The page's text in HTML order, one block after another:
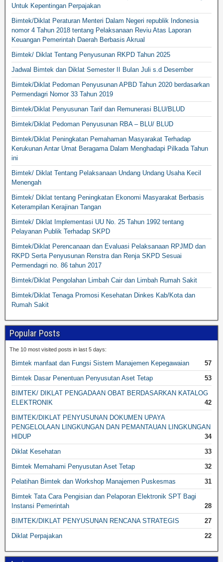
Untuk Kepentingan Perpajakan
Bimtek/Diklat Peraturan Menteri Dalam Negeri republik Indonesia
nomor 4 Tahun 2018 tentang Pelaksanaan Reviu Atas Laporan
Keuangan Pemerintah Daerah Berbasis Akrual
Bimtek/ Diklat Tentang Penyusunan RKPD Tahun 2025
Jadwal Bimtek dan Diklat Semester II Bulan Juli s.d Desember
Bimtek/Diklat Pedoman Penyusunan APBD Tahun 2020 berdasarkan
Permendagri Nomor 33 Tahun 2019
Bimtek/Diklat Penyusunan Tarif dan Remunerasi BLU/BLUD
Bimtek/Diklat Pedoman Penyusunan RBA – BLU/ BLUD
Bimtek/Diklat Peningkatan Pemahaman Masyarakat Terhadap
Kerukunan Antar Umat Beragama Dalam Menghadapi Pilkada Tahun
ini
Bimtek/ Diklat Tentang Pelaksanaan Undang Undang Usaha Kecil
Menengah
Bimtek/ Diklat tentang Peningkatan Ekonomi Masyarakat Berbasis
Keterampilan Kerajinan Tangan
Bimtek/ Diklat Implementasi UU No. 25 Tahun 1992 tentang
Pelayanan Publik Terhadap SKPD
Bimtek/Diklat Perencanaan dan Evaluasi Pelaksanaan RPJMD dan
RKPD Serta Penyusunan Renstra dan Renja SKPD Sesuai
Permendagri no. 86 tahun 2017
Bimtek/Diklat Pengolahan Limbah Cair dan Limbah Rumah Sakit
Bimtek/Diklat Tenaga Promosi Kesehatan Dinkes Kab/Kota dan
Rumah Sakit
Popular Posts
The 10 most visited posts in last 5 days:
Bimtek manfaat dan Fungsi Sistem Manajemen Kepegawaian
57
Bimtek Dasar Penentuan Penyusutan Aset Tetap
53
BIMTEK/ DIKLAT PENGADAAN OBAT BERDASARKAN KATALOG
ELEKTRONIK
42
BIMTEK/DIKLAT PENYUSUNAN DOKUMEN UPAYA
PENGELOLAAN LINGKUNGAN DAN PEMANTAUAN LINGKUNGAN
HIDUP
34
Diklat Kesehatan
33
Bimtek Memahami Penyusutan Aset Tetap
32
Pelatihan Bimtek dan Workshop Manajemen Puskesmas
31
Bimtek Tata Cara Pengisian dan Pelaporan Elektronik SPT Bagi
Instansi Pemerintah
28
BIMTEK/DIKLAT PENYUSUNAN RENCANA STRATEGIS
27
Diklat Perpajakan
22